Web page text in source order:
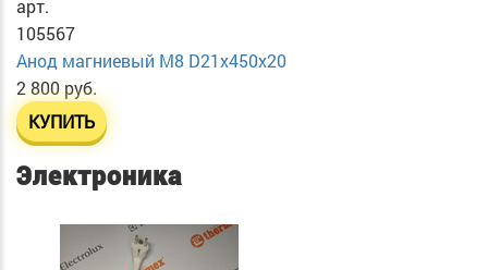
арт.
105567
Анод магниевый М8 D21х450х20
2 800 руб.
КУПИТЬ
Электроника